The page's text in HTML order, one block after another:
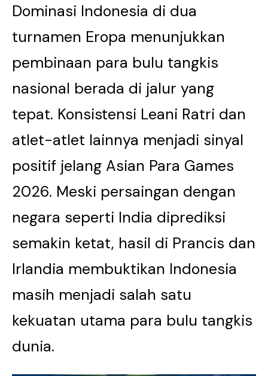
Dominasi Indonesia di dua
turnamen Eropa menunjukkan
pembinaan para bulu tangkis
nasional berada di jalur yang
tepat. Konsistensi Leani Ratri dan
atlet-atlet lainnya menjadi sinyal
positif jelang Asian Para Games
2026. Meski persaingan dengan
negara seperti India diprediksi
semakin ketat, hasil di Prancis dan
Irlandia membuktikan Indonesia
masih menjadi salah satu
kekuatan utama para bulu tangkis
dunia.